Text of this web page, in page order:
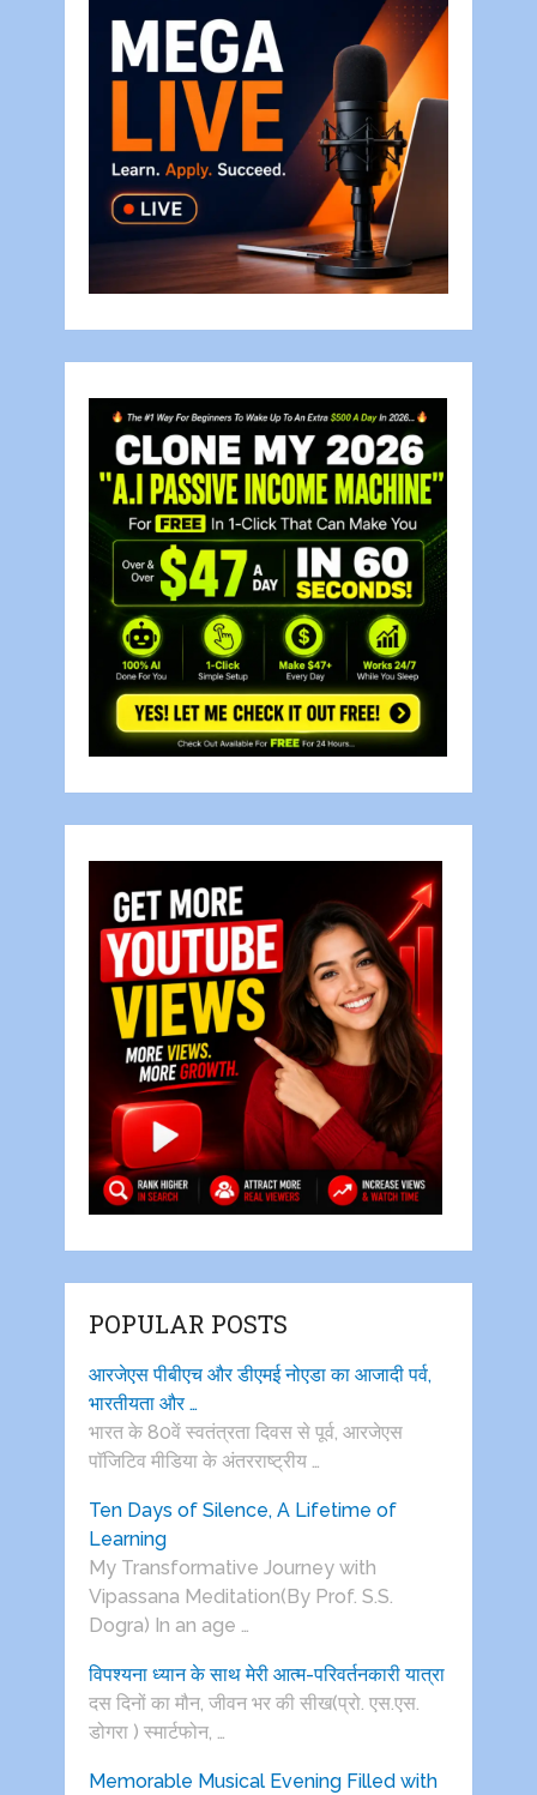
POPULAR POSTS
आरजेएस पीबीएच और डीएमई नोएडा का आजादी पर्व,
भारतीयता और …
भारत के 80वें स्वतंत्रता दिवस से पूर्व, आरजेएस
पाॅजिटिव मीडिया के अंतरराष्ट्रीय …
Ten Days of Silence, A Lifetime of
Learning
My Transformative Journey with
Vipassana Meditation(By Prof. S.S.
Dogra) In an age …
विपश्यना ध्यान के साथ मेरी आत्म-परिवर्तनकारी यात्रा
दस दिनों का मौन, जीवन भर की सीख(प्रो. एस.एस.
डोगरा ) स्मार्टफोन, …
Memorable Musical Evening Filled with